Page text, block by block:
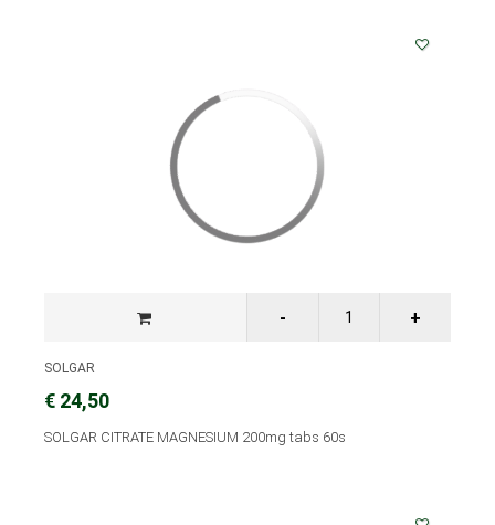
SOLGAR
€ 24,50
SOLGAR CITRATE MAGNESIUM 200mg tabs 60s